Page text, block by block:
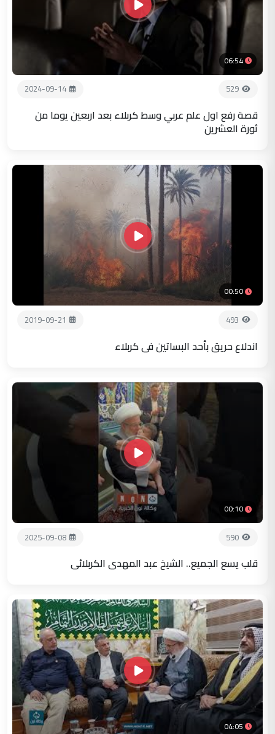
06:54
529
2024-09-14
قصة رفع اول علم عربي وسط كربلاء بعد اربعين يوما من
ثورة العشرين
00:50
493
2019-09-21
اندلاع حريق بأحد البساتين في كربلاء
00:10
590
2025-09-08
قلب يسع الجميع.. الشيخ عبد المهدي الكربلائي
04:05